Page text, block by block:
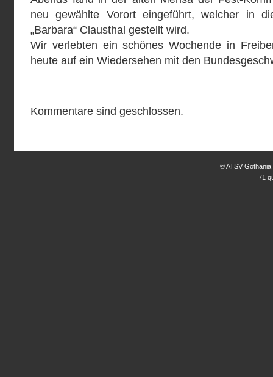
neu gewählte Vorort eingeführt, welcher in
„Barbara“ Clausthal gestellt wird.
Wir verlebten ein schönes Wochende in
heute auf ein Wiedersehen mit den
Kommentare sind geschlossen.
© ATSV
71